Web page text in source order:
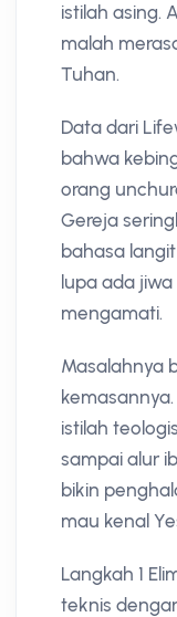
istilah asing.
malah
Tuhan.
Data dari
bahwa
orang
Gereja
bahasa
lupa ada
mengamati.
Masalahnya
istilah
sampai alur
bikin
mau kenal
Langkah 1
teknis